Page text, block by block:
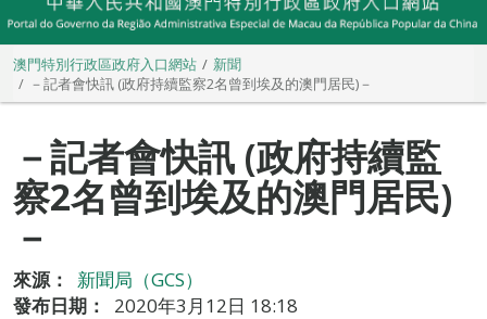
澳門特別行政區政府入口網站
新聞
－記者會快訊 (政府持續監察2名曾到埃及的澳門居民)－
－記者會快訊 (政府持續監
察2名曾到埃及的澳門居民)
－
來源：
新聞局（GCS）
發布日期：
2020年3月12日 18:18